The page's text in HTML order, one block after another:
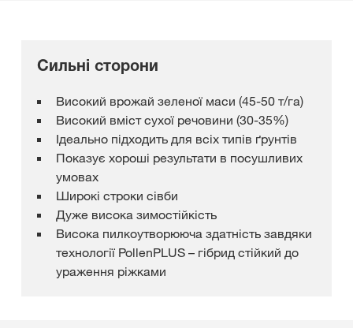
Сильні сторони
Високий врожай зеленої маси (45-50 т/га)
Високий вміст сухої речовини (30-35%)
Ідеально підходить для всіх типів ґрунтів
Показує хороші результати в посушливих
умовах
Широкі строки сівби
Дуже висока зимостійкість
Висока пилкоутворююча здатність завдяки
технології PollenPLUS – гібрид стійкий до
ураження ріжками